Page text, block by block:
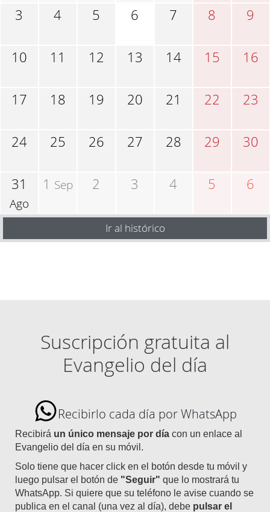
3 4 5 6 7 8 9
10 11 12 13 14 15 16
17 18 19 20 21 22 23
24 25 26 27 28 29 30
31
Ago
1 Sep 2 3 4 5 6
Ir al histórico
Suscripción gratuita al
Evangelio del día
Recibirlo cada día por WhatsApp
Recibirá un único mensaje por día con un enlace al
Evangelio del día en su móvil.
Solo tiene que hacer click en el botón desde tu móvil y
luego pulsar el botón de "Seguir" que lo mostrará tu
WhatsApp. Si quiere que su teléfono le avise cuando se
publica en el canal (una vez al día), debe pulsar el